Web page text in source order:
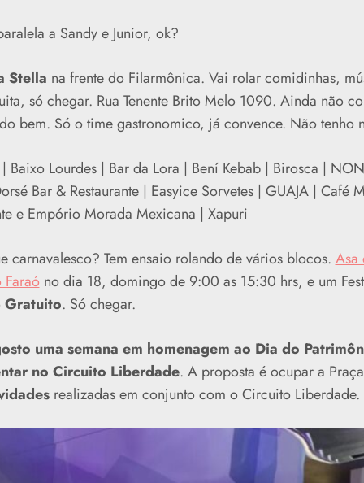
a Sandy e Junior, ok?
Stella na frente do Filarmônica. Vai rolar comidinhas,
só chegar. Rua Tenente Brito Melo 1090. Ainda não
bem. Só o time gastronomico, já convence. Não tenho
Baixo Lourdes | Bar da Lora | Bení Kebab | Birosca |
Bar & Restaurante | Easyice Sorvetes | GUAJA | Café
e Empório Morada Mexicana | Xapuri
carnavalesco? Tem ensaio rolando de vários blocos. Asa
no dia 18, domingo de 9:00 as 15:30 hrs, e um
Gratuito. Só chegar.
uma semana em homenagem ao Dia do
no Circuito Liberdade. A proposta é ocupar a
realizadas em conjunto com o Circuito